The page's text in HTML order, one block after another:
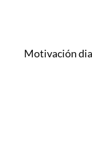
Motivación